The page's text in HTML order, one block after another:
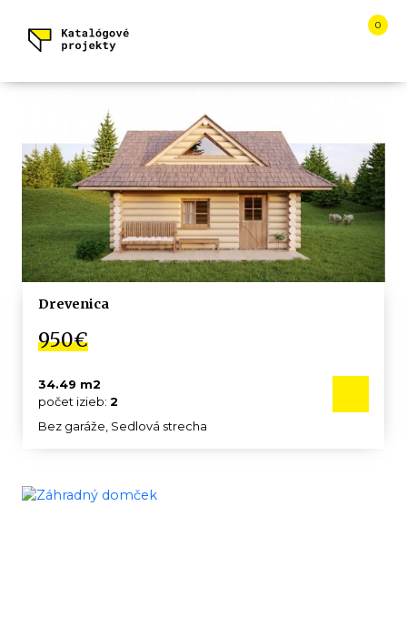
0
Drevenica
950€
34.49 m2
počet izieb: 2
Bez garáže, Sedlová strecha
KATALÓGOVÉ
ÚVOD
KATALÓG
DOMOV
DOM
NA
KĽÚČ
PORADŇA
+421